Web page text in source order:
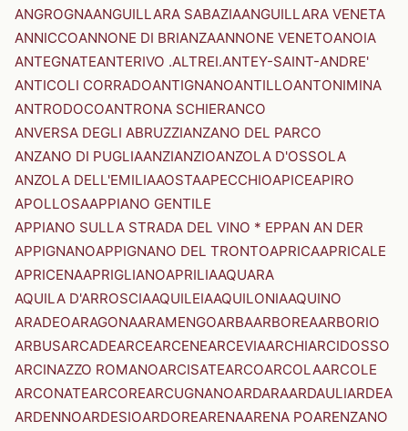
ANGROGNAANGUILLARA SABAZIAANGUILLARA VENETA
ANNICCOANNONE DI BRIANZAANNONE VENETOANOIA
ANTEGNATEANTERIVO .ALTREI.ANTEY-SAINT-ANDRE'
ANTICOLI CORRADOANTIGNANOANTILLOANTONIMINA
ANTRODOCOANTRONA SCHIERANCO
ANVERSA DEGLI ABRUZZIANZANO DEL PARCO
ANZANO DI PUGLIAANZIANZIOANZOLA D'OSSOLA
ANZOLA DELL'EMILIAAOSTAAPECCHIOAPICEAPIRO
APOLLOSAAPPIANO GENTILE
APPIANO SULLA STRADA DEL VINO * EPPAN AN DER
APPIGNANOAPPIGNANO DEL TRONTOAPRICAAPRICALE
APRICENAAPRIGLIANOAPRILIAAQUARA
AQUILA D'ARROSCIAAQUILEIAAQUILONIAAQUINO
ARADEOARAGONAARAMENGOARBAARBOREAARBORIO
ARBUSARCADEARCEARCENEARCEVIAARCHIARCIDOSSO
ARCINAZZO ROMANOARCISATEARCOARCOLAARCOLE
ARCONATEARCOREARCUGNANOARDARAARDAULIARDEA
ARDENNOARDESIOARDOREARENAARENA POARENZANO